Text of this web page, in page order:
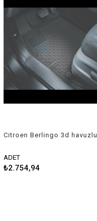
Citroen Berlingo 3d havuzlu
ADET
₺2.754,94